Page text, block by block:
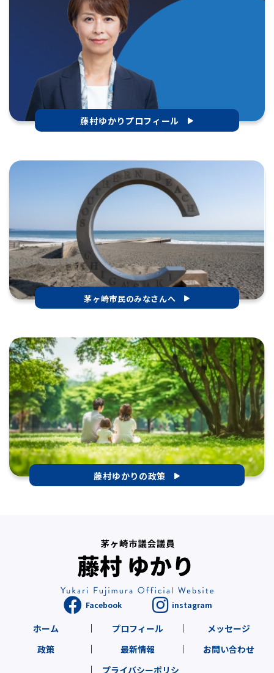
藤村ゆかりプロフィール
茅ヶ崎市民のみなさんへ
藤村ゆかりの政策
ホーム プロフィール
メッセージ
政策
最新情報
お問い合わせ
プライバシーポリシ